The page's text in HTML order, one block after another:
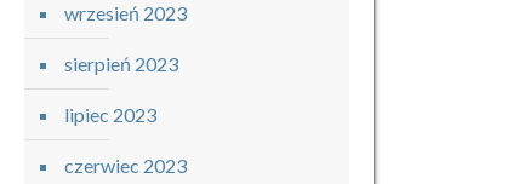
wrzesień 2023
sierpień 2023
lipiec 2023
czerwiec 2023